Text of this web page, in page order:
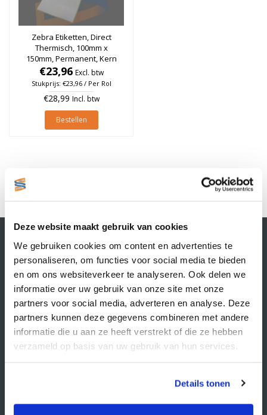
Deze website maakt gebruik van cookies
We gebruiken cookies om content en advertenties te
personaliseren, om functies voor social media te bieden
en om ons websiteverkeer te analyseren. Ook delen we
informatie over uw gebruik van onze site met onze
partners voor social media, adverteren en analyse. Deze
partners kunnen deze gegevens combineren met andere
informatie die u aan ze heeft verstrekt of die ze hebben
verzameld op basis van uw gebruik van hun services.
Details tonen
Zebra Etiketten, Direct
Thermisch, 100mm x
150mm, Permanent, Kern
25mm, rol à 475 stuks
€23,96 Excl. btw
Stukprijs: €23,96 / Per Rol
€28,99 Incl. btw
Bestellen
1
Contactgegevens
Supply Service B.V.
Nijverheidsstraat 25-K
3861 RJ Nijkerk
info@supplyservice.nl
+31 33 468 13 42
KvK nummer: 66384737